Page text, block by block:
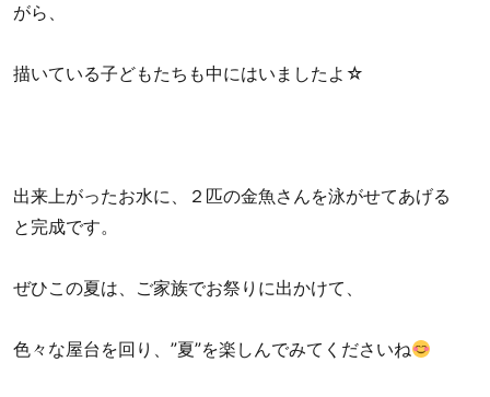
がら、
描いている子どもたちも中にはいましたよ☆
出来上がったお水に、２匹の金魚さんを泳がせてあげる
と完成です。
ぜひこの夏は、ご家族でお祭りに出かけて、
色々な屋台を回り、”夏”を楽しんでみてくださいね